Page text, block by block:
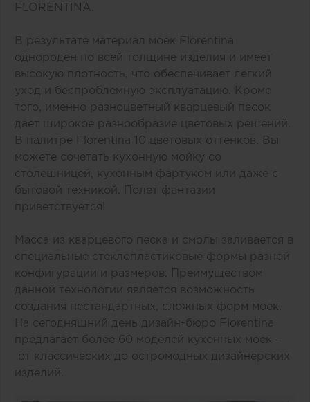
FLORENTINA.
В результате материал моек Florentina
однороден по всей толщине изделия и имеет
высокую плотность, что обеспечивает легкий
уход и беспроблемную эксплуатацию. Кроме
того, именно разноцветный кварцевый песок
дает широкое разнообразие цветовых решений.
В палитре Florentina 10 цветовых оттенков. Вы
можете сочетать кухонную мойку со
столешницей, кухонным фартуком или даже с
бытовой техникой. Полет фантазии
приветствуется!
Масса из кварцевого песка и смолы заливается в
специальные стеклопластиковые формы разной
конфигурации и размеров. Преимуществом
данной технологии является возможность
создания нестандартных, сложных форм моек.
На сегодняшний день дизайн-бюро Florentina
предлагает более 60 моделей кухонных моек –
от классических до остромодных дизайнерских
изделий.